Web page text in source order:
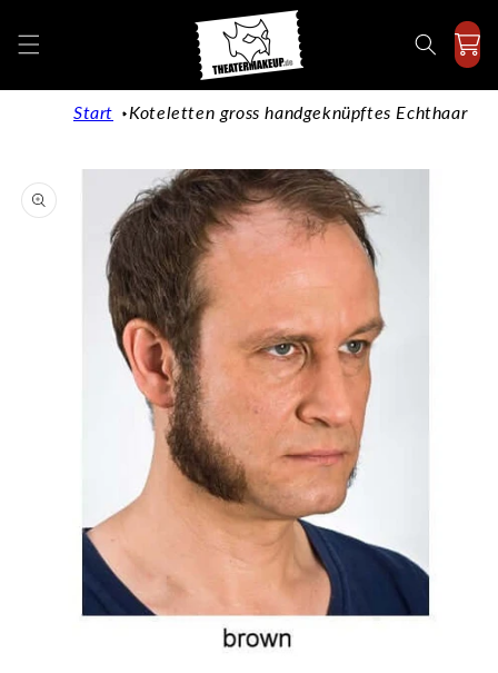
Inhalt
Start Koteletten gross handgeknüpftes Echthaar